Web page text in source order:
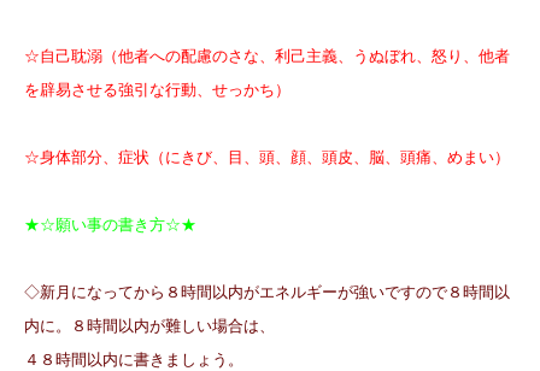
☆自己耽溺（他者への配慮のさな、利己主義、うぬぼれ、怒り、他者
を辟易させる強引な行動、せっかち）
☆身体部分、症状（にきび、目、頭、顔、頭皮、脳、頭痛、めまい）
★☆願い事の書き方☆★
◇新月になってから８時間以内がエネルギーが強いですので８時間以
内に。８時間以内が難しい場合は、
４８時間以内に書きましょう。